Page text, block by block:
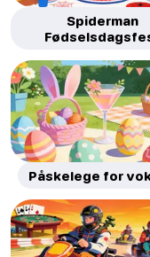
Spiderman
Påskelege for